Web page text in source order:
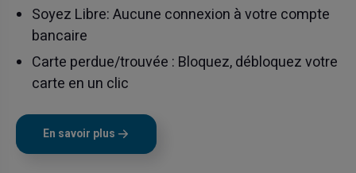
Soyez Libre: Aucune connexion à votre compte
bancaire
Carte perdue/trouvée : Bloquez, débloquez votre
carte en un clic
En savoir plus